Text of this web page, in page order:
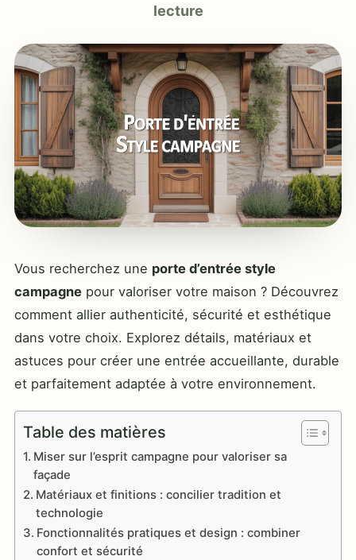
lecture
Vous recherchez une porte d’entrée style
campagne pour valoriser votre maison ? Découvrez
comment allier authenticité, sécurité et esthétique
dans votre choix. Explorez détails, matériaux et
astuces pour créer une entrée accueillante, durable
et parfaitement adaptée à votre environnement.
Table des matières
Miser sur l’esprit campagne pour valoriser sa
façade
Matériaux et finitions : concilier tradition et
technologie
Fonctionnalités pratiques et design : combiner
confort et sécurité